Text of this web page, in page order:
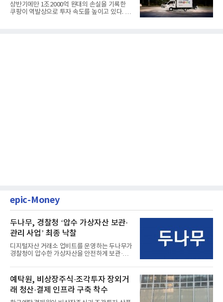
상반기에만 1조2000억 원대의 손실을 기록한
쿠팡이 역발상으로 투자 속도를 높이고 있다. 이
epic-Money
두나무, 경찰청 ‘압수 가상자산 보관·
관리 사업’ 최종 낙찰
디지털자산 거래소 업비트를 운영하는 두나무가
경찰청이 압수한 가상자산을 안전하게 보관·관
예탁원, 비상장주식·조각투자 장외거
래 청산·결제 인프라 구축 착수